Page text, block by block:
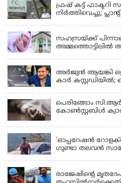
ഫ്രഷ് കട്ട് ഫാക്ടറി
നിർത്തിവെച്ചു;
സഹസ്രയ്ക്ക്
അർജുൻ ആയങ്കി
കാർ കസ്റ്റഡിയിൽ;
പെരിങ്ങോം
കോൺസ്റ്റബിൾ
'ഓപ്പറേഷൻ
ഗുണ്ടാ തലവൻ
രാജേഷിന്റെ